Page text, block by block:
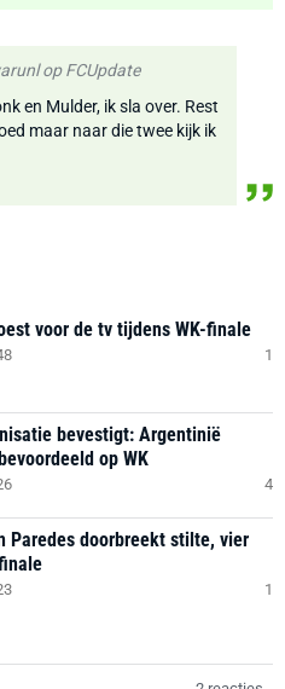
op FCUpdate
en Mulder, ik sla over. Rest
maar naar die twee kijk ik
voor de tv tijdens WK-finale
1
bevestigt: Argentinië
op WK
4
Paredes doorbreekt stilte, vier
1